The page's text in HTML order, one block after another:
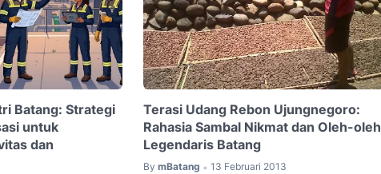
Batang: Strategi
untuk
dan
Terasi Udang Rebon Ujungnegoro:
Rahasia Sambal Nikmat dan Oleh-oleh
Legendaris Batang
By mBatang • 13 Februari 2013